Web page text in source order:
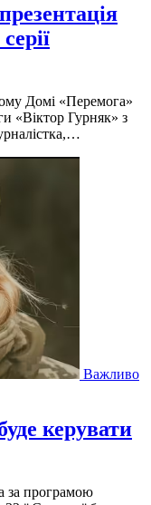
Домі «Перемога»
«Віктор Гурняк» з
Важливо
керувати
за програмою